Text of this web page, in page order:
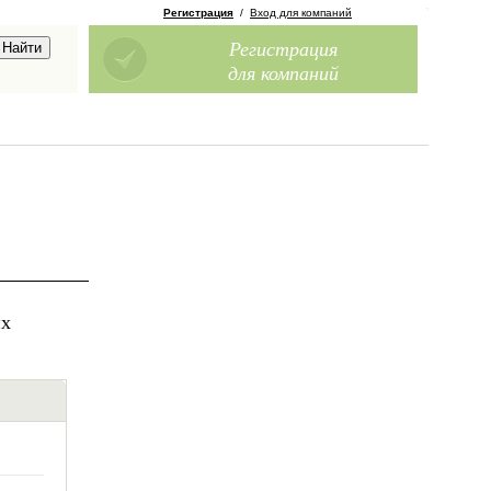
Регистрация / Вход для компаний
Регистрация
для компаний